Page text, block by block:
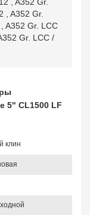
A352 Gr.
A352 Gr. LCC
Gr. LCC /
5" CL1500 LF
клин